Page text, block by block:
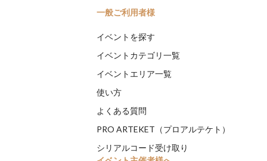
一般ご利用者様
イベントを探す
イベントカテゴリ一覧
イベントエリア一覧
使い方
よくある質問
PRO ARTEKET（プロアルテケト）
シリアルコード受け取り